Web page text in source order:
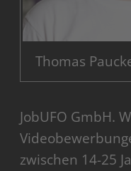
Thomas
JobUFO GmbH.
zwischen 14-25